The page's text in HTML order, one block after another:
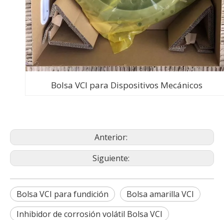
Bolsa VCI para Dispositivos Mecánicos
Anterior:
Siguiente:
Bolsa VCI para fundición
Bolsa amarilla VCI
Inhibidor de corrosión volátil Bolsa VCI